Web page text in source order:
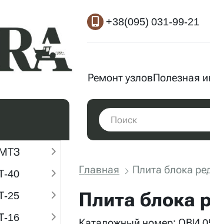
+38(095) 031-99-21
Ремонт узловПолезная
40
25
16
Главная Плита блока
Плита блока